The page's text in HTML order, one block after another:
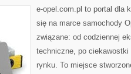
e-opel.com.pl to portal dla
się na marce samochody
związane: od codziennej
techniczne, po
rynku. To miejsce